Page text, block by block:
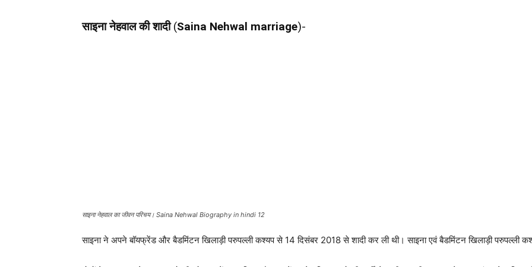
साइना नेहवाल की शादी(Saina Nehwal marriage)-
साइना नेहवाल का जीवन परिचय। Saina Nehwal Biography in hindi 12
साइना ने अपने बॉयफ्रेंड और बैडमिंटन खिलाड़ी परुपल्ली कश्यप से 14 दिसंबर 2018 से शादी कर ली थी। साइना एवं बैडमिंटन खिलाड़ी परुपल्ली